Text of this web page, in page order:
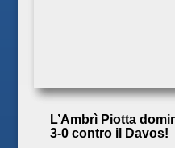
L’Ambrì Piotta
3-0 contro il Davos!